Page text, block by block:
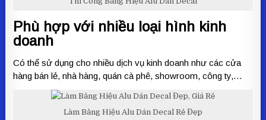
Phù hợp với nhiều loại hình kinh
doanh
Có thể sử dụng cho nhiều dịch vụ kinh doanh như các cửa
hàng bán lẻ, nhà hàng, quán cà phê, showroom, công ty,…
Làm Bảng Hiệu Alu Dán Decal Rẻ Đẹp